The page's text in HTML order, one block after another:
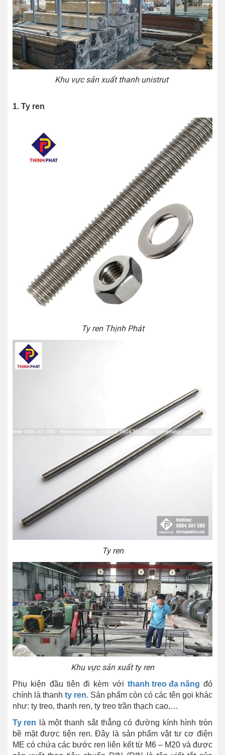
Khu vực sản xuất thanh unistrut
1. Ty ren
Ty ren Thịnh Phát
Ty ren
Khu vực sản xuất ty ren
Phụ kiện đầu tiên đi kèm với thanh treo đa năng đó
chính là thanh ty ren. Sản phẩm còn có các tên gọi khác
như: ty treo, thanh ren, ty treo trần thạch cao,…
Ty ren là một thanh sắt thẳng có đường kính hình tròn
bề mặt được tiện ren. Đây là sản phẩm vật tư cơ điện
ME có chứa các bước ren liên kết từ M6 – M20 và được